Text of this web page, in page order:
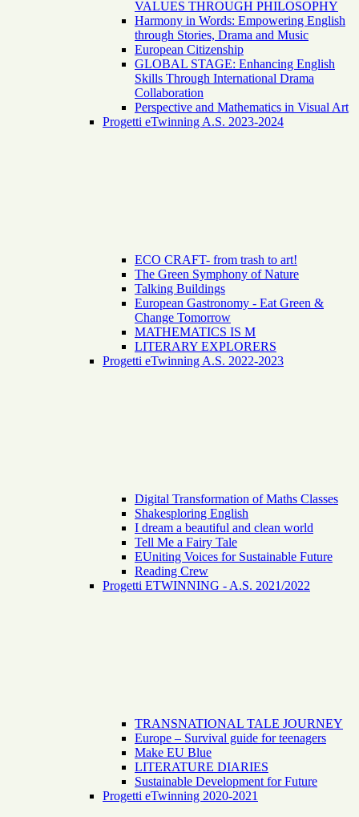
VALUES THROUGH PHILOSOPHY
Harmony in Words: Empowering English
through Stories, Drama and Music
European Citizenship
GLOBAL STAGE: Enhancing English
Skills Through International Drama
Collaboration
Perspective and Mathematics in Visual Art
Progetti eTwinning A.S. 2023-2024
ECO CRAFT- from trash to art!
The Green Symphony of Nature
Talking Buildings
European Gastronomy - Eat Green &
Change Tomorrow
MATHEMATICS IS M
LITERARY EXPLORERS
Progetti eTwinning A.S. 2022-2023
Digital Transformation of Maths Classes
Shakesploring English
I dream a beautiful and clean world
Tell Me a Fairy Tale
EUniting Voices for Sustainable Future
Reading Crew
Progetti ETWINNING - A.S. 2021/2022
TRANSNATIONAL TALE JOURNEY
Europe – Survival guide for teenagers
Make EU Blue
LITERATURE DIARIES
Sustainable Development for Future
Progetti eTwinning 2020-2021